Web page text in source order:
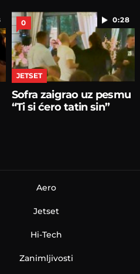
0:28
0
JETSET
Sofra zaigrao uz pesmu
“Ti si ćero tatin sin”
Aero
Jetset
Hi-Tech
Zanimljivosti